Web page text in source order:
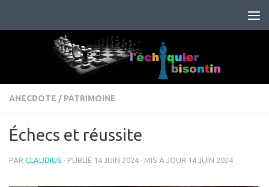
ANECDOTE / PATRIMOINE
Échecs et réussite
PAR CLAUDIUS · PUBLIÉ 14 JUIN 2024 · MIS À JOUR 14 JUIN 2024